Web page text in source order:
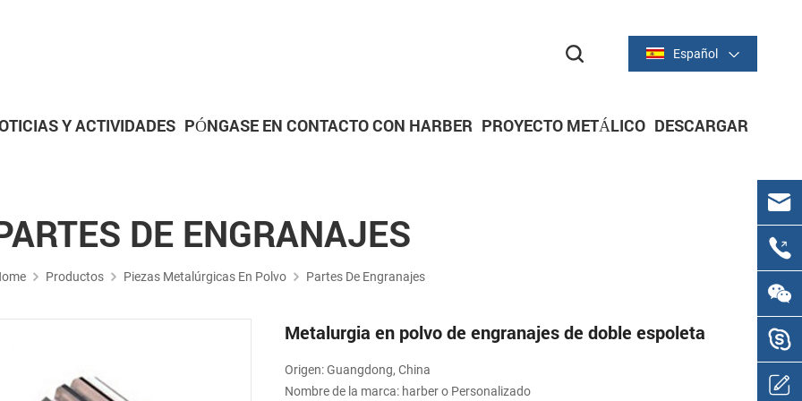
Español
Y ACTIVIDADES PÓNGASE EN CONTACTO CON HARBER PROYECTO METÁLICO DESCARGAR
DE ENGRANAJES
Productos Piezas Metalúrgicas En Polvo Partes De Engranajes
Metalurgia en polvo de engranajes de doble espoleta
Origen: Guangdong, China
Nombre de la marca: harber o Personalizado